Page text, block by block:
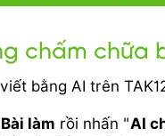
chấm chữa
bằng AI trên
Bài làm rồi nhấn "AI